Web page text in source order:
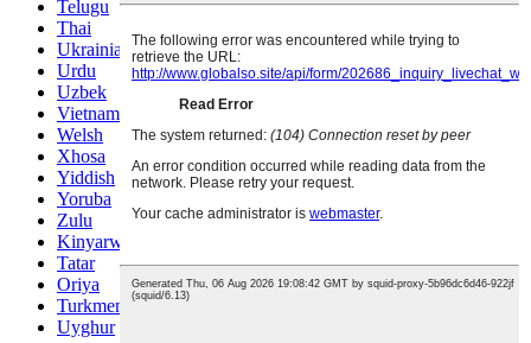
Telugu
Thai
Ukrainian
Urdu
Uzbek
Vietnamese
Welsh
Xhosa
Yiddish
Yoruba
Zulu
Kinyarwanda
Tatar
Oriya
Turkmen
Uyghur